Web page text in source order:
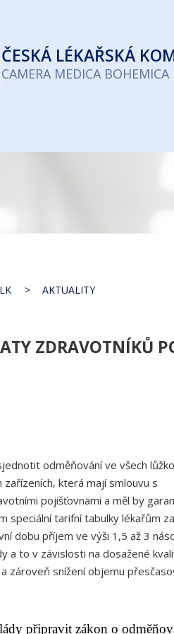
ČESKÁ LÉKAŘSKÁ
CAMERA MEDICA BOHEMICA
AKTUALITY
ZDRAVOTNÍKŮ
odměňování ve všech
zařízeních, která mají smlouvu s
pojišťovnami a měl by
speciální tarifní tabulky lékařům za
dobu příjem ve výši 1,5 až 3
a to v závislosti na dosažené
zároveň snížení objemu
připravit zákon o